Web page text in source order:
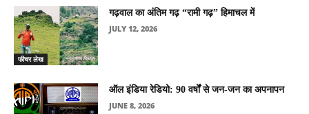
फीचर लेख
गढ़वाल का अंतिम गढ़ “रामी गढ़” हिमाचल में
JULY 12, 2026
ऑल इंडिया रेडियो: 90 वर्षों से जन-जन का अपनापन
JUNE 8, 2026